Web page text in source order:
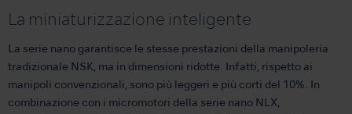
La miniaturizzazione inteligente
La serie nano garantisce le stesse prestazioni della manipoleria
tradizionale NSK, ma in dimensioni ridotte. Infatti, rispetto ai
manipoli convenzionali, sono più leggeri e più corti del 10%. In
combinazione con i micromotori della serie nano NLX,